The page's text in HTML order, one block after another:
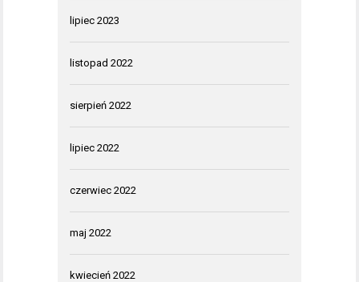
lipiec 2023
listopad 2022
sierpień 2022
lipiec 2022
czerwiec 2022
maj 2022
kwiecień 2022